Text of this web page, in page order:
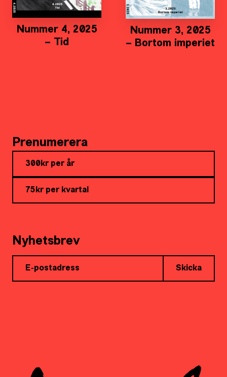
Nummer 4, 2025
– Tid
Nummer 3, 2025
– Bortom imperiet
Prenumerera
300kr per år
75kr per kvartal
Nyhetsbrev
Skicka